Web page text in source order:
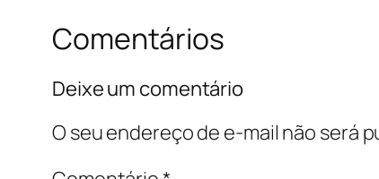
Comentários
Deixe um comentário
O seu endereço de e-mail não será